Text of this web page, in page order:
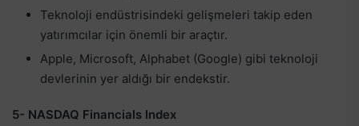
Teknoloji endüstrisindeki gelişmeleri takip eden
yatırımcılar için önemli bir araçtır.
Apple, Microsoft, Alphabet (Google) gibi teknoloji
devlerinin yer aldığı bir endekstir.
5- NASDAQ Financials Index